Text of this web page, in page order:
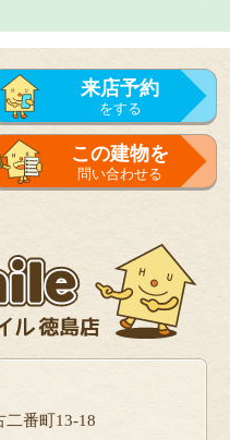
来店予約
をする
来店予約
をする
この建物を
問い合わせる
二番町13-18